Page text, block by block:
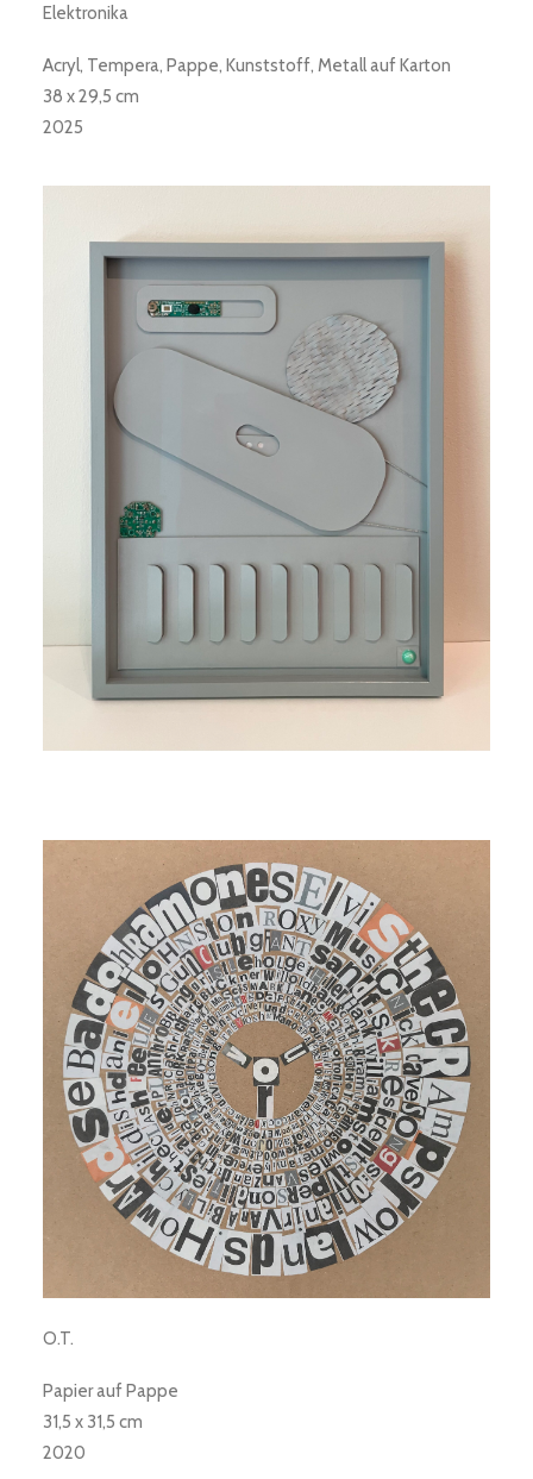
Elektronika
Acryl, Tempera, Pappe, Kunststoff, Metall auf Karton
38 x 29,5 cm
2025
O.T.
Papier auf Pappe
31,5 x 31,5 cm
2020